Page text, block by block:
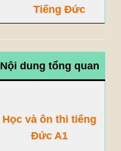
Tiếng Đức
Nội dung tổng quan
Học và ôn thi tiếng
Đức A1